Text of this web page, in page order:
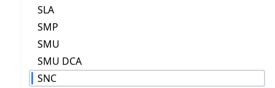
SLA
SMP
SMU
SMU DCA
SNC